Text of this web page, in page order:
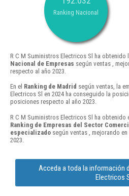
Ranking Nacional
R C M Suministros Electricos Sl ha obtenido
Nacional de Empresas según ventas ,
respecto al año 2023.
En el Ranking de Madrid según ventas, la
Electricos Sl en 2024 ha conseguido la
posiciones respecto al año 2023.
R C M Suministros Electricos Sl ha obtenido
Ranking de Empresas del Sector
especializado según ventas , mejorando
2023.
Acceda a toda la información
Electricos